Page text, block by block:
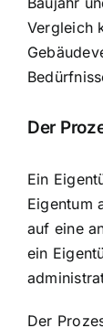
Vergleich
Der
Ein
Eigentum
auf eine
ein
Der